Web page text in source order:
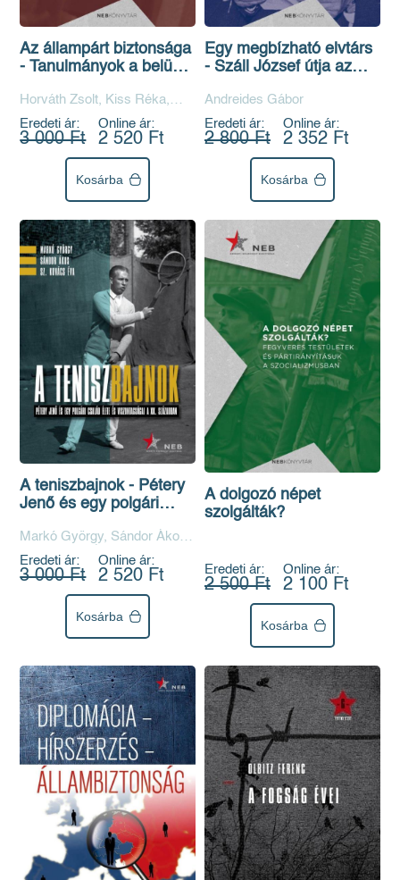
Az állampárt biztonsága
- Tanulmányok a belügy
kapcsolatrendszeréről a
Kádár-korszakban
Horváth Zsolt, Kiss Réka,
Simon István
Eredeti ár:
3 000 Ft
Online ár:
2 520 Ft
Kosárba
Egy megbízható elvtárs
- Száll József útja az
Andreides Gábor
Eredeti ár:
2 800 Ft
Online ár:
2 352 Ft
Kosárba
A teniszbajnok - Pétery
Jenő és egy polgári
viszontagságai a XX.
században
Markó György, Sándor Ákos,
Sz. Kovács Éva
Eredeti ár:
3 000 Ft
Online ár:
2 520 Ft
Kosárba
A dolgozó népet
szolgálták?
Eredeti ár:
2 500 Ft
Online ár:
2 100 Ft
Kosárba